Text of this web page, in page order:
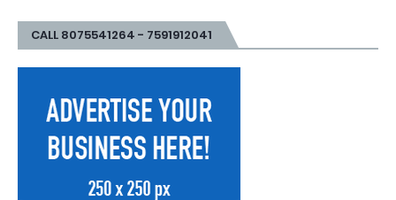
CALL 8075541264 - 7591912041